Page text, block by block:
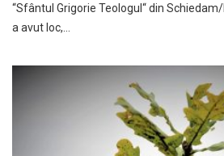
“Sfântul Grigorie Teologul“ din
a avut loc,…